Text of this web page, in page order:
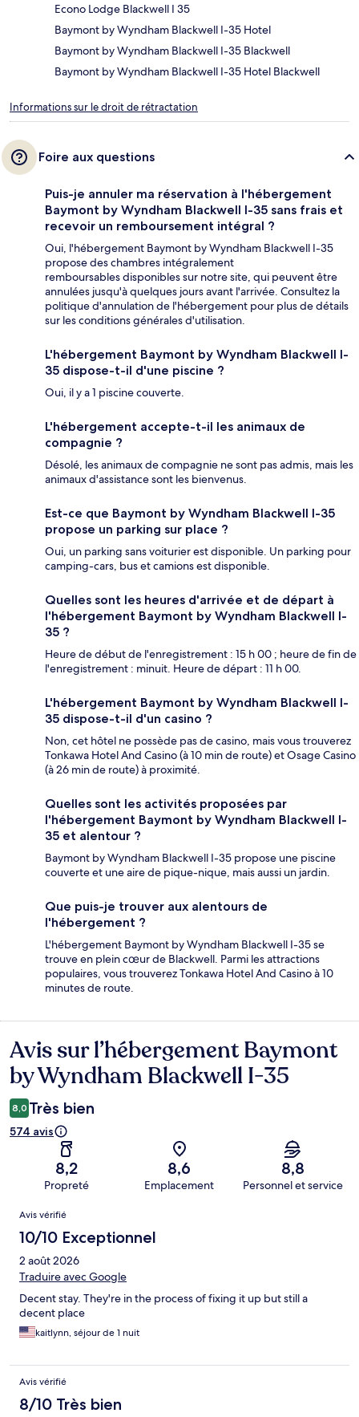
Econo Lodge Blackwell I 35
Baymont by Wyndham Blackwell I-35 Hotel
Baymont by Wyndham Blackwell I-35 Blackwell
Baymont by Wyndham Blackwell I-35 Hotel Blackwell
Informations sur le droit de rétractation
Foire aux questions
Puis-je annuler ma réservation à l'hébergement
Baymont by Wyndham Blackwell I-35 sans frais et
recevoir un remboursement intégral ?
Oui, l'hébergement Baymont by Wyndham Blackwell I-35
propose des chambres intégralement
remboursables disponibles sur notre site, qui peuvent être
annulées jusqu'à quelques jours avant l'arrivée. Consultez la
politique d'annulation de l'hébergement pour plus de détails
sur les conditions générales d'utilisation.
L'hébergement Baymont by Wyndham Blackwell I-
35 dispose-t-il d'une piscine ?
Oui, il y a 1 piscine couverte.
L'hébergement accepte-t-il les animaux de
compagnie ?
Désolé, les animaux de compagnie ne sont pas admis, mais les
animaux d'assistance sont les bienvenus.
Est-ce que Baymont by Wyndham Blackwell I-35
propose un parking sur place ?
Oui, un parking sans voiturier est disponible. Un parking pour
camping-cars, bus et camions est disponible.
Quelles sont les heures d'arrivée et de départ à
l'hébergement Baymont by Wyndham Blackwell I-
35 ?
Heure de début de l'enregistrement : 15 h 00 ; heure de fin de
l'enregistrement : minuit. Heure de départ : 11 h 00.
L'hébergement Baymont by Wyndham Blackwell I-
35 dispose-t-il d'un casino ?
Non, cet hôtel ne possède pas de casino, mais vous trouverez
Tonkawa Hotel And Casino (à 10 min de route) et Osage Casino
(à 26 min de route) à proximité.
Quelles sont les activités proposées par
l'hébergement Baymont by Wyndham Blackwell I-
35 et alentour ?
Baymont by Wyndham Blackwell I-35 propose une piscine
couverte et une aire de pique-nique, mais aussi un jardin.
Que puis-je trouver aux alentours de
l'hébergement ?
L'hébergement Baymont by Wyndham Blackwell I-35 se
trouve en plein cœur de Blackwell. Parmi les attractions
populaires, vous trouverez Tonkawa Hotel And Casino à 10
minutes de route.
Avis
Avis sur l’hébergement Baymont
by Wyndham Blackwell I-35
8,0 Très bien
574 avis
8,2
Propreté
8,6
Emplacement
8,8
Personnel et service
Avis
Avis vérifié
10/10 Exceptionnel
2 août 2026
Traduire avec Google
Decent stay. They're in the process of fixing it up but still a
decent place
kaitlynn, séjour de 1 nuit
Avis vérifié
8/10 Très bien